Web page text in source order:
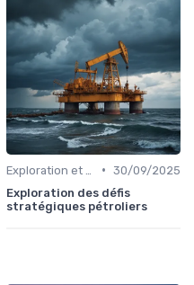
• 30/09/2025
Exploration des défis
stratégiques pétroliers